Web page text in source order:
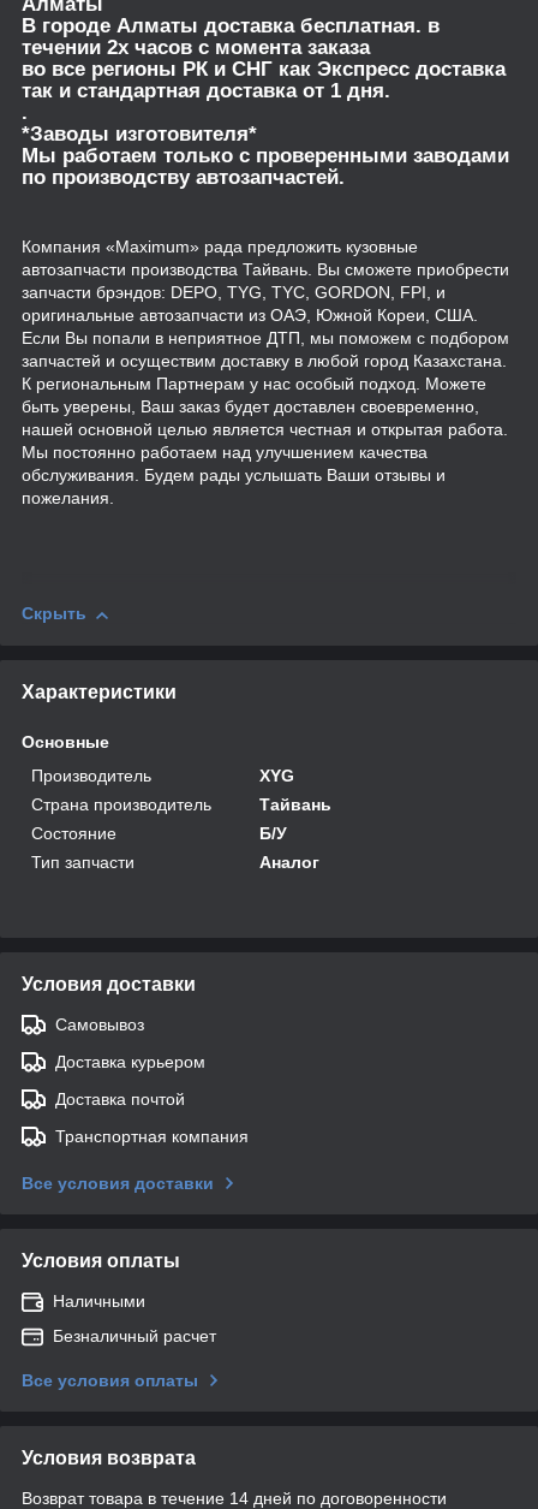
Алматы
В городе Алматы доставка бесплатная. в
течении 2х часов с момента заказа
во все регионы РК и СНГ как Экспресс доставка
так и стандартная доставка от 1 дня.
.
*Заводы изготовителя*
Мы работаем только с проверенными заводами
по производству автозапчастей.
Компания «Maximum» рада предложить кузовные
автозапчасти производства Тайвань. Вы сможете приобрести
запчасти брэндов: DEPO, TYG, TYC, GORDON, FPI, и
оригинальные автозапчасти из ОАЭ, Южной Кореи, США.
Если Вы попали в неприятное ДТП, мы поможем с подбором
запчастей и осуществим доставку в любой город Казахстана.
К региональным Партнерам у нас особый подход. Можете
быть уверены, Ваш заказ будет доставлен своевременно,
нашей основной целью является честная и открытая работа.
Мы постоянно работаем над улучшением качества
обслуживания. Будем рады услышать Ваши отзывы и
пожелания.
Скрыть
Характеристики
Основные
Производитель
XYG
Страна производитель
Тайвань
Состояние
Б/У
Тип запчасти
Аналог
Условия доставки
Самовывоз
Доставка курьером
Доставка почтой
Транспортная компания
Все условия доставки
Условия оплаты
Наличными
Безналичный расчет
Все условия оплаты
Условия возврата
Возврат товара в течение 14 дней по договоренности